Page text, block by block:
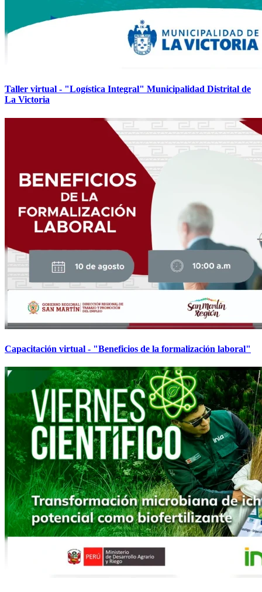
Taller virtual - "Logística Integral" Municipalidad Distrital de
La Victoria
Capacitación virtual - "Beneficios de la formalización laboral"